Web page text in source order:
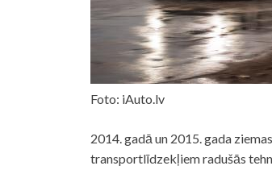
Foto: iAuto.lv
2014. gadā un 2015. gada
transportlīdzekļiem radušās